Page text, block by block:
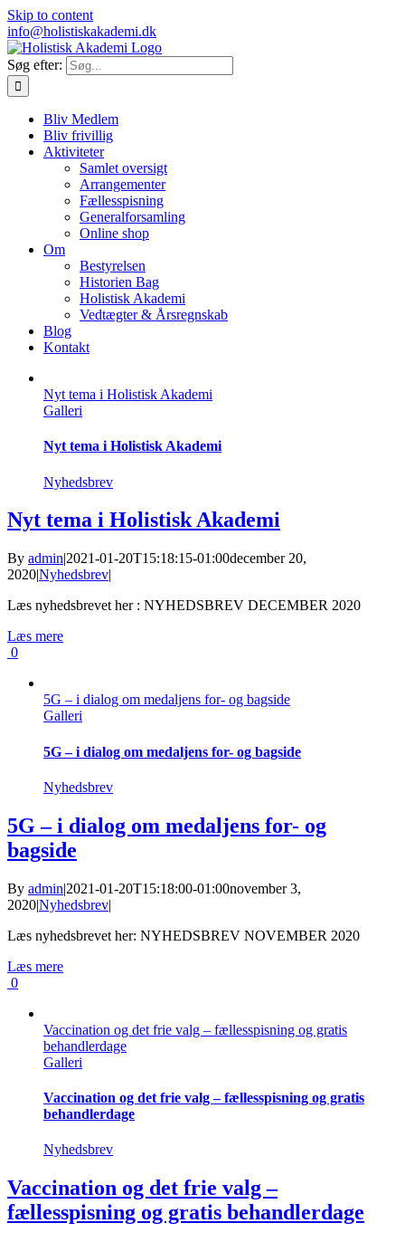
Skip to content
info@holistiskakademi.dk
Søg efter:
Bliv Medlem
Bliv frivillig
Aktiviteter
Samlet oversigt
Arrangementer
Fællesspisning
Generalforsamling
Online shop
Om
Bestyrelsen
Historien Bag
Holistisk Akademi
Vedtægter & Årsregnskab
Blog
Kontakt
Nyt tema i Holistisk Akademi
Galleri
Nyt tema i Holistisk Akademi
Nyhedsbrev
Nyt tema i Holistisk Akademi
By admin|2021-01-20T15:18:15-01:00december 20,
2020|Nyhedsbrev|
Læs nyhedsbrevet her : NYHEDSBREV DECEMBER 2020
Læs mere
0
5G – i dialog om medaljens for- og bagside
Galleri
5G – i dialog om medaljens for- og bagside
Nyhedsbrev
5G – i dialog om medaljens for- og
bagside
By admin|2021-01-20T15:18:00-01:00november 3,
2020|Nyhedsbrev|
Læs nyhedsbrevet her: NYHEDSBREV NOVEMBER 2020
Læs mere
0
Vaccination og det frie valg – fællesspisning og gratis
behandlerdage
Galleri
Vaccination og det frie valg – fællesspisning og gratis
behandlerdage
Nyhedsbrev
Vaccination og det frie valg –
fællesspisning og gratis behandlerdage